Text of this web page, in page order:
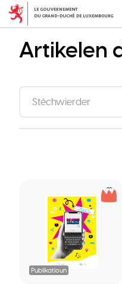
Skip
content
Publikatioun